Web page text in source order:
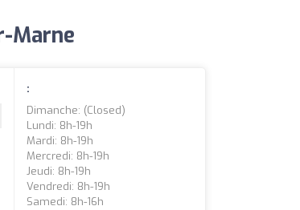
Marne
:
Dimanche: (closed)
Lundi: 8h-19h
Mardi: 8h-19h
Mercredi: 8h-19h
Jeudi: 8h-19h
Vendredi: 8h-19h
Samedi: 8h-16h